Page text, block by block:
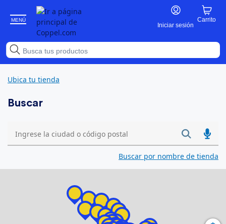
MENÚ
Iniciar sesión
Carrito
Ubica tu tienda
Buscar
Please
enter
State,
Buscar por nombre de tienda